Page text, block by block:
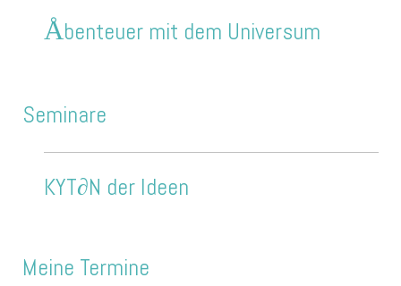
Åbenteuer mit dem Universum
Seminare
KYT∂N der Ideen
Meine Termine